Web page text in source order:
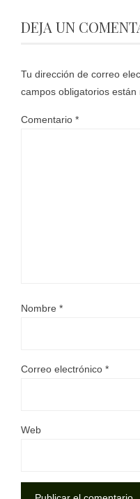
DEJA UN
Tu dirección de correo
campos obligatorios están
Comentario *
Nombre *
Correo electrónico *
Web